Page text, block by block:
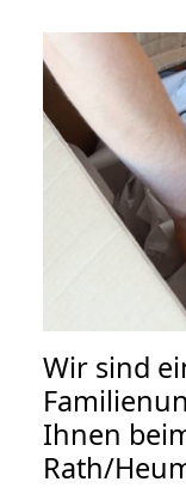
Wir sind
Ihnen
Rath/